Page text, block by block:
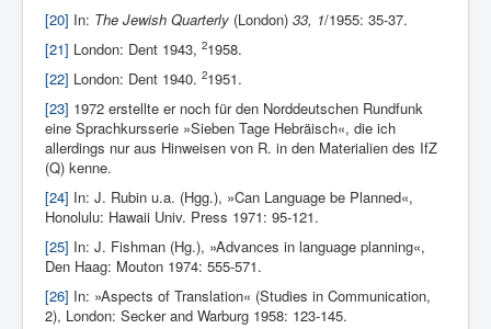
[20] In: The Jewish Quarterly (London) 33, 1/1955: 35-37.
[21] London: Dent 1943, 21958.
[22] London: Dent 1940. 21951.
[23] 1972 erstellte er noch für den Norddeutschen Rundfunk
eine Sprachkursserie »Sieben Tage Hebräisch«, die ich
allerdings nur aus Hinweisen von R. in den Materialien des IfZ
(Q) kenne.
[24] In: J. Rubin u.a. (Hgg.), »Can Language be Planned«,
Honolulu: Hawaii Univ. Press 1971: 95-121.
[25] In: J. Fishman (Hg.), »Advances in language planning«,
Den Haag: Mouton 1974: 555-571.
[26] In: »Aspects of Translation« (Studies in Communication,
2), London: Secker and Warburg 1958: 123-145.